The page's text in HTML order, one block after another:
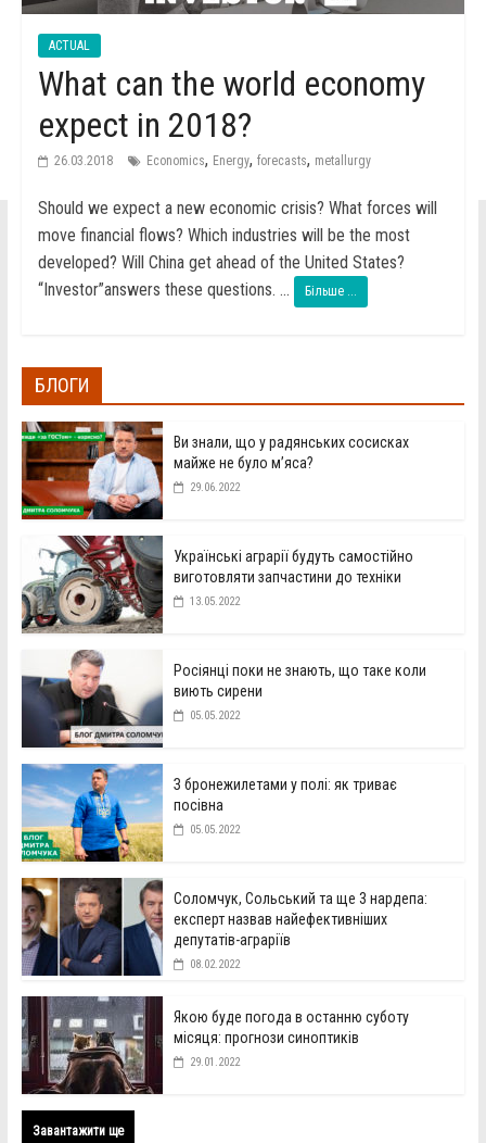
ACTUAL
What can the world economy
expect in 2018?
26.03.2018 Economics, Energy, forecasts, metallurgy
Should we expect a new economic crisis? What forces will
move financial flows? Which industries will be the most
developed? Will China get ahead of the United States?
“Investor”answers these questions. ...
Більше ...
БЛОГИ
Ви знали, що у радянських сосисках
майже не було м’яса?
29.06.2022
Українські аграрії будуть самостійно
виготовляти запчастини до техніки
13.05.2022
Росіянці поки не знають, що таке коли
виють сирени
05.05.2022
З бронежилетами у полі: як триває
посівна
05.05.2022
Соломчук, Сольський та ще 3 нардепа:
експерт назвав найефективніших
депутатів-аграріїв
08.02.2022
Якою буде погода в останню суботу
місяця: прогнози синоптиків
29.01.2022
Завантажити ще